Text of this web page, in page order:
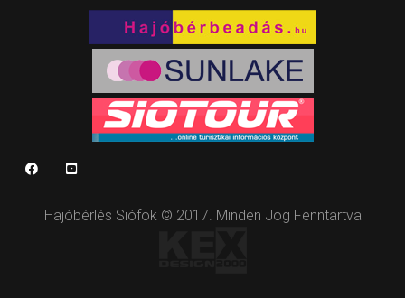
Hajóbérlés Siófok © 2017. Minden Jog Fenntartva